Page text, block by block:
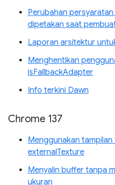
Perubahan
dipetakan saat
Laporan arsitektur
Menghentikan
isFallbackAdapter
Info terkini Dawn
Chrome 137
Menggunakan
externalTexture
Menyalin buffer tanpa
ukuran